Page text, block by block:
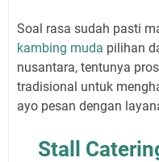
Soal rasa sudah pasti
kambing muda pilihan
nusantara, tentunya
tradisional untuk
ayo pesan dengan
Stall